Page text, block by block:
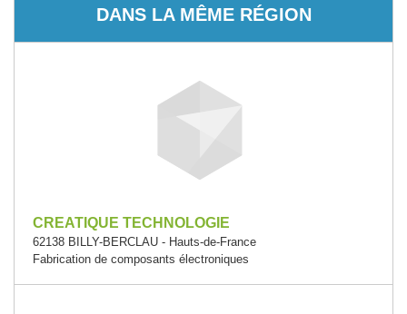
DANS LA MÊME RÉGION
CREATIQUE TECHNOLOGIE
62138 BILLY-BERCLAU - Hauts-de-France
Fabrication de composants électroniques